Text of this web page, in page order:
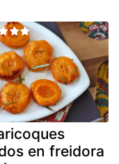
en freidora